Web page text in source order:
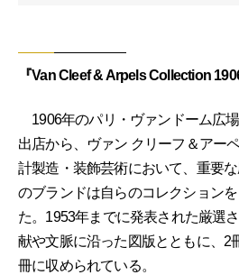
『Van Cleef & Arpels Collection
1906年のパリ・ヴァンドーム広
出店から、ヴァン クリーフ＆アー
計製造・装飾芸術において、重要
のブランドは自らのコレクション
た。1953年までに発表された厳選
献や文脈に沿った図版とともに、2
冊に収められている。